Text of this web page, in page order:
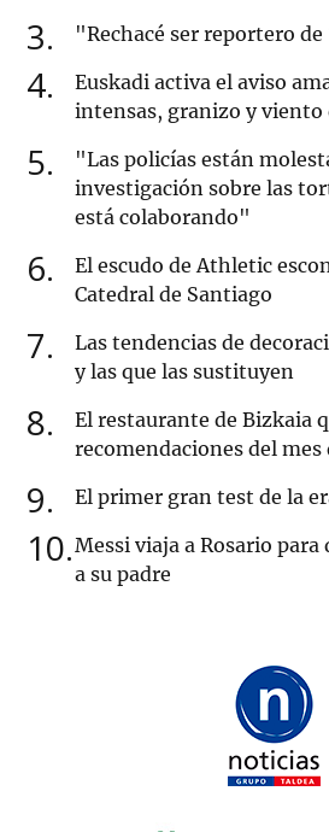
3 "Rechacé ser reportero de
4
Euskadi activa el aviso
intensas, granizo y viento
5
"Las policías están
investigación sobre las
está colaborando"
6
El escudo de Athletic
Catedral de Santiago
7
Las tendencias de
y las que las sustituyen
8
El restaurante de Bizkaia
recomendaciones del
9 El primer gran test de la
10 Messi viaja a Rosario
a su padre